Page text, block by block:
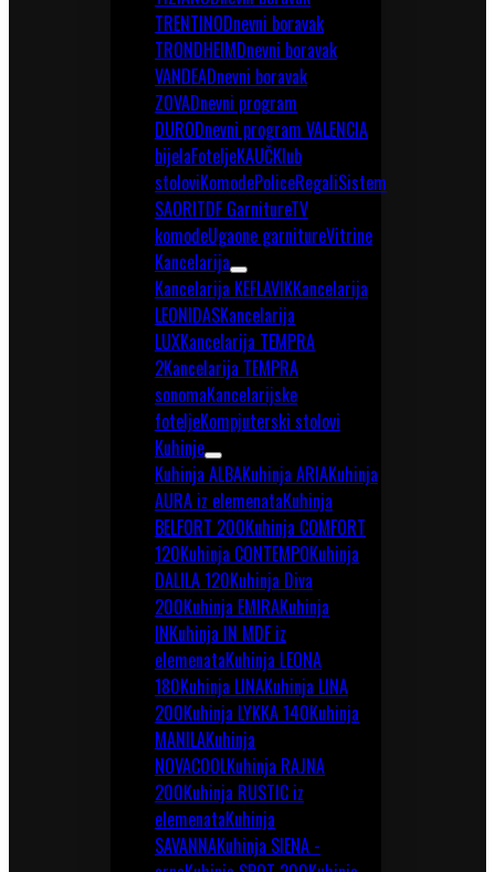
TRENTINODnevni boravak
TRONDHEIMDnevni boravak
VANDEADnevni boravak
ZOVADnevni program
DURODnevni program VALENCIA
bijelaFoteljeKAUČKlub
stoloviKomodePoliceRegaliSistem
SAORITDF GarnitureTV
komodeUgaone garnitureVitrine
Kancelarija
Kancelarija KEFLAVIKKancelarija
LEONIDASKancelarija
LUXKancelarija TEMPRA
2Kancelarija TEMPRA
sonomaKancelarijske
foteljeKompjuterski stolovi
Kuhinje
Kuhinja ALBAKuhinja ARIAKuhinja
AURA iz elemenataKuhinja
BELFORT 200Kuhinja COMFORT
120Kuhinja CONTEMPOKuhinja
DALILA 120Kuhinja Diva
200Kuhinja EMIRAKuhinja
INKuhinja IN MDF iz
elemenataKuhinja LEONA
180Kuhinja LINAKuhinja LINA
200Kuhinja LYKKA 140Kuhinja
MANILAKuhinja
NOVACOOLKuhinja RAJNA
200Kuhinja RUSTIC iz
elemenataKuhinja
SAVANNAKuhinja SIENA -